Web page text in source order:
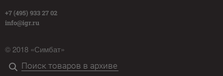
+7 (495) 933 27 02
info@igr.ru
© 2018 «Симбат»